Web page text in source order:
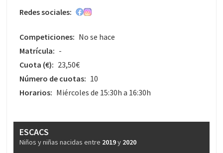
Redes sociales:
Competiciones: No se hace
Matrícula: -
Cuota (€): 23,50€
Número de cuotas: 10
Horarios: Miércoles de 15:30h a 16:30h
ESCACS
Niños y niñas nacidas entre 2019y 2020